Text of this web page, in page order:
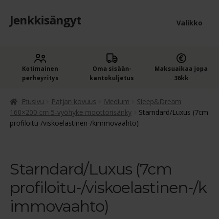
Siirry
navigointiin
Siirry
sisältöön
Jenkkisängyt Valikko
Jenkkisängyt
Oheistuotteet
Ostoskori
Jenkkisängyn ostajan opas
Yleiset ehdot
Kotimainen
perheyritys
Oma sisään­
kantokuljetus
Maksuaikaa jopa
36kk
Etusivu Patjan kovuus Medium
Sleep&Dream
160×200 cm 5-vyöhyke moottorisänky
Starndard/Luxus (7cm
profiloitu-/viskoelastinen-/kimmovaahto)
Starndard/Luxus (7cm
profiloitu-/viskoelastinen-/k
immovaahto)